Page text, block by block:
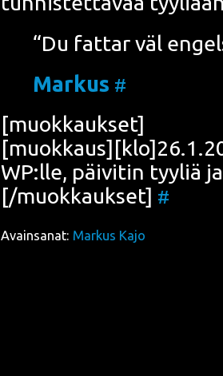
“Du fat­tar väl
Mar­kus #
[muok­kauk­set]
WP:lle, päi­vi­tin tyy­liä
[/muokkaukset] #
Avainsanat: Markus Kajo